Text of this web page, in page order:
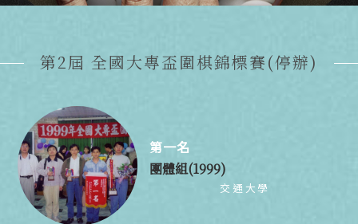
第2屆 全國大專盃圍棋錦標賽(停辦)
第一名
團體組(1999)
交通大學